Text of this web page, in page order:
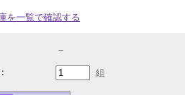
を一覧で確認する
－
組